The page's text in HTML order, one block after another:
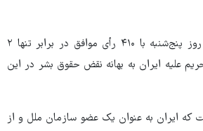
مجلس نمایندگان آمریکا روز پنج‌شنبه با ۴۱۰ رأی موافق در برابر تنها ۲
علیه ایران به بهانه نقض حقوق بشر در این
که ایران به عنوان یک عضو سازمان ملل و از